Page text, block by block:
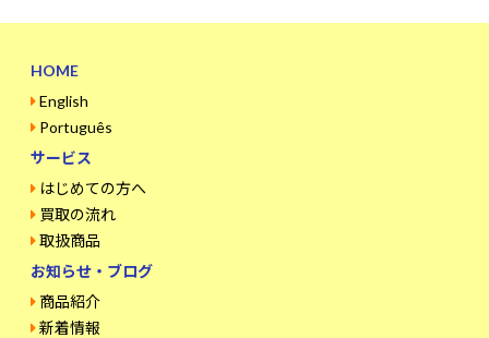
HOME
English
Português
サービス
はじめての方へ
買取の流れ
取扱商品
お知らせ・ブログ
商品紹介
新着情報